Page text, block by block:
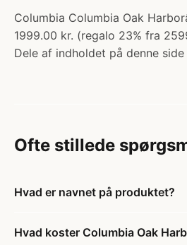
Columbia Columbia Oak
1999.00 kr. (regalo 23% fra
Dele af indholdet på denne
Ofte stillede
Hvad er navnet på produktet?
Hvad koster Columbia Oak